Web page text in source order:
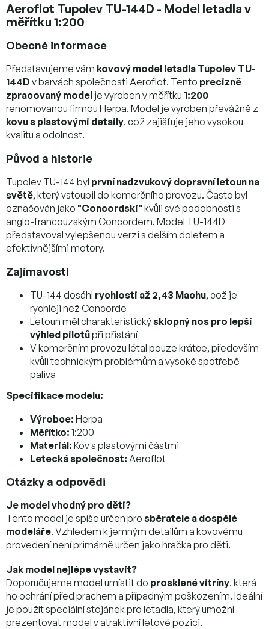
Aeroflot Tupolev TU-144D - Model letadla v
měřítku 1:200
Obecné informace
Představujeme vám kovový model letadla Tupolev TU-
144D v barvách společnosti Aeroflot. Tento precizně
zpracovaný model je vyroben v měřítku 1:200
renomovanou firmou Herpa. Model je vyroben převážně z
kovu s plastovými detaily, což zajišťuje jeho vysokou
kvalitu a odolnost.
Původ a historie
Tupolev TU-144 byl první nadzvukový dopravní letoun na
světě, který vstoupil do komerčního provozu. Často byl
označován jako "Concordski" kvůli své podobnosti s
anglo-francouzským Concordem. Model TU-144D
představoval vylepšenou verzi s delším doletem a
efektivnějšími motory.
Zajímavosti
TU-144 dosáhl rychlosti až 2,43 Machu, což je
rychleji než Concorde
Letoun měl charakteristickýsklopný nos pro lepší
výhled pilotůpři přistání
V komerčním provozu létal pouze krátce, především
kvůli technickým problémům a vysoké spotřebě
paliva
Specifikace modelu:
Výrobce: Herpa
Měřítko: 1:200
Materiál: Kov s plastovými částmi
Letecká společnost: Aeroflot
Otázky a odpovědi
Je model vhodný pro děti?
Tento model je spíše určen pro sběratele a dospělé
modeláře. Vzhledem k jemným detailům a kovovému
provedení není primárně určen jako hračka pro děti.
Jak model nejlépe vystavit?
Doporučujeme model umístit do prosklené vitríny, která
ho ochrání před prachem a případným poškozením. Ideální
je použít speciální stojánek pro letadla, který umožní
prezentovat model v atraktivní letové pozici.